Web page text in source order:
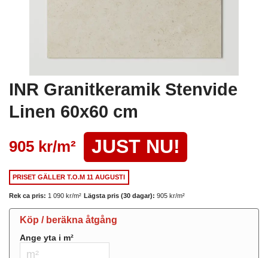
INR Granitkeramik Stenvide
Linen 60x60 cm
905 kr/m² JUST NU!
PRISET GÄLLERT.O.M 11 AUGUSTI
Rek ca pris: 1 090 kr/m² Lägsta pris (30 dagar): 905 kr/m²
Köp / beräkna åtgång
Ange yta i m²